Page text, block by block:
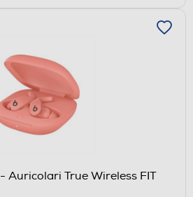
- Auricolari True Wireless FIT